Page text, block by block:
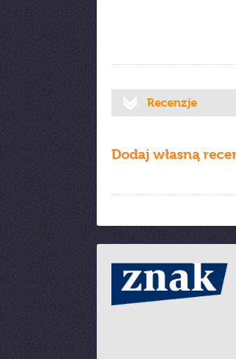
Recenzje
Dodaj własną